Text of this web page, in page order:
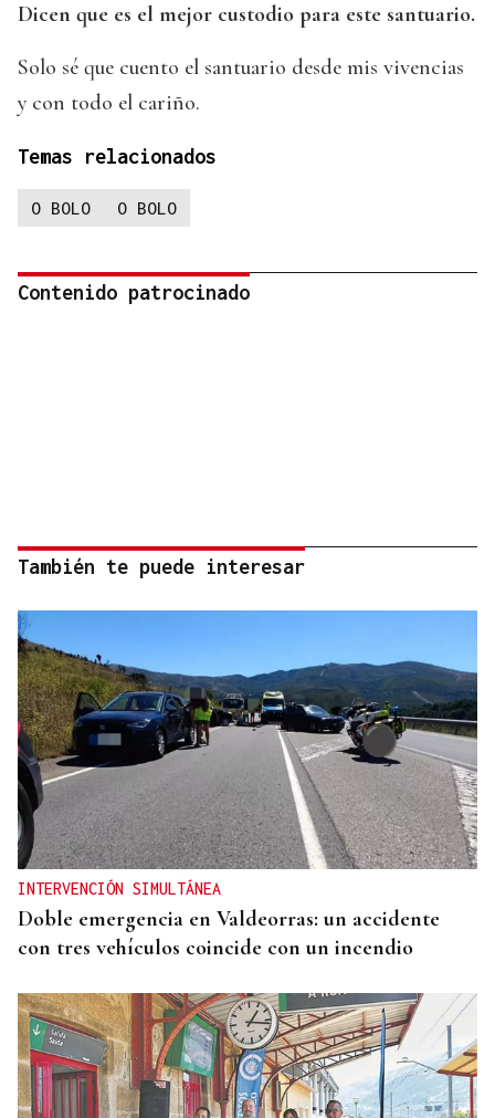
Dicen que es el mejor custodio para este santuario.
Solo sé que cuento el santuario desde mis vivencias
y con todo el cariño.
Temas relacionados
O BOLO O BOLO
Contenido patrocinado
También te puede interesar
INTERVENCIÓN SIMULTÁNEA
Doble emergencia en Valdeorras: un accidente
con tres vehículos coincide con un incendio